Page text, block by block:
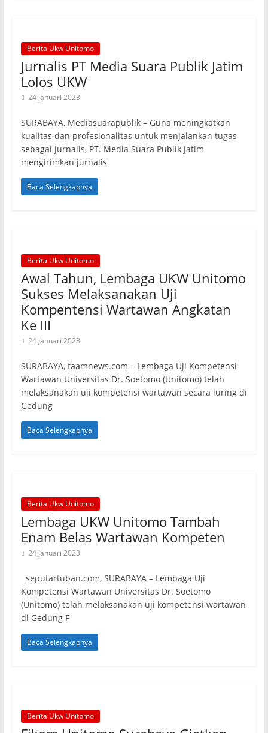
Berita Ukw Unitomo
Jurnalis PT Media Suara Publik Jatim
Lolos UKW
24 Januari 2023
SURABAYA, Mediasuarapublik – Guna meningkatkan
kualitas dan profesionalitas untuk menjalankan tugas
sebagai jurnalis, PT. Media Suara Publik Jatim
mengirimkan jurnalis
Baca Selengkapnya
Berita Ukw Unitomo
Awal Tahun, Lembaga UKW Unitomo
Sukses Melaksanakan Uji
Kompentensi Wartawan Angkatan
Ke III
24 Januari 2023
SURABAYA, faamnews.com – Lembaga Uji Kompetensi
Wartawan Universitas Dr. Soetomo (Unitomo) telah
melaksanakan uji kompetensi wartawan secara luring di
Gedung
Baca Selengkapnya
Berita Ukw Unitomo
Lembaga UKW Unitomo Tambah
Enam Belas Wartawan Kompeten
24 Januari 2023
seputartuban.com, SURABAYA – Lembaga Uji
Kompetensi Wartawan Universitas Dr. Soetomo
(Unitomo) telah melaksanakan uji kompetensi wartawan
di Gedung F
Baca Selengkapnya
Berita Ukw Unitomo